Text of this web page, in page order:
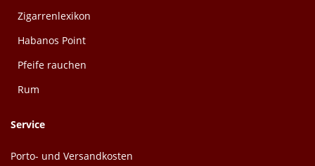
Zigarrenlexikon
Habanos Point
Pfeife rauchen
Rum
Service
Porto- und Versandkosten